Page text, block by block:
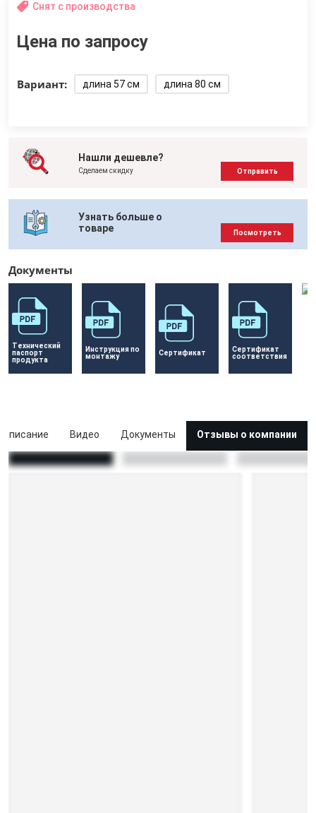
Снят с производства
Цена по запросу
Вариант: длина 57 см длина 80 см
Нашли дешевле?
Сделаем скидку Отправить
Узнать больше о
товаре
Посмотреть
Документы
Технический
паспорт
продукта
Инструкция по
монтажу
Сертификат
Сертификат
соответствия
Описание Видео Документы Отзывы о компании